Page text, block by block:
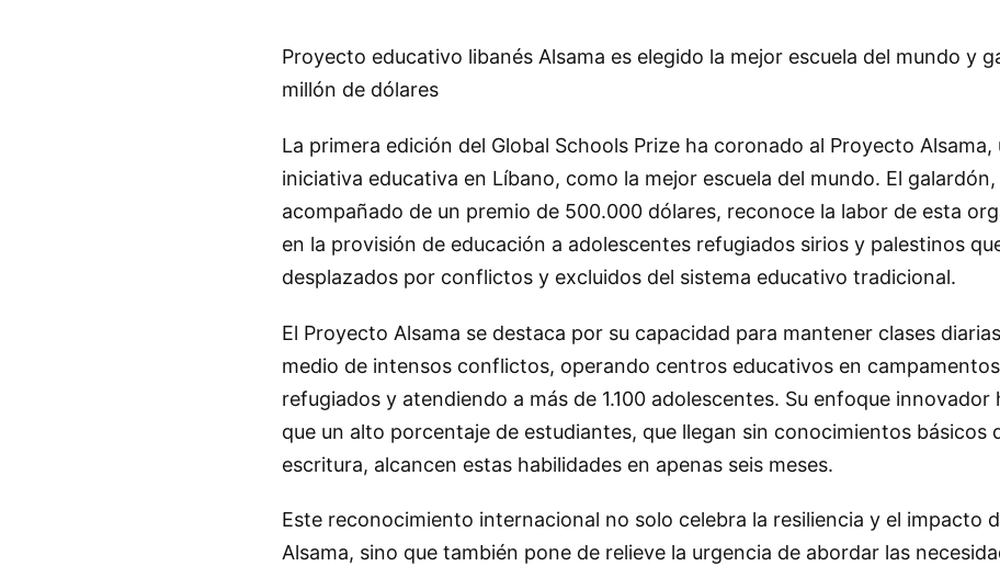
Proyecto educativo libanés Alsama es elegido la mejor escuela del mundo y
millón de dólares
La primera edición del Global Schools Prize ha coronado al Proyecto Alsama,
iniciativa educativa en Líbano, como la mejor escuela del mundo. El galardón,
acompañado de un premio de 500.000 dólares, reconoce la labor de esta
en la provisión de educación a adolescentes refugiados sirios y palestinos
desplazados por conflictos y excluidos del sistema educativo tradicional.
El Proyecto Alsama se destaca por su capacidad para mantener clases
medio de intensos conflictos, operando centros educativos en
refugiados y atendiendo a más de 1.100 adolescentes. Su enfoque innovador
que un alto porcentaje de estudiantes, que llegan sin conocimientos básicos
escritura, alcancen estas habilidades en apenas seis meses.
Este reconocimiento internacional no solo celebra la resiliencia y el impacto
Alsama, sino que también pone de relieve la urgencia de abordar las